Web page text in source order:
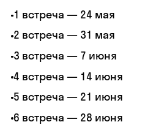
1 встреча — 24 мая
2 встреча — 31 мая
3 встреча — 7 июня
4 встреча — 14 июня
5 встреча — 21 июня
6 встреча — 28 июня